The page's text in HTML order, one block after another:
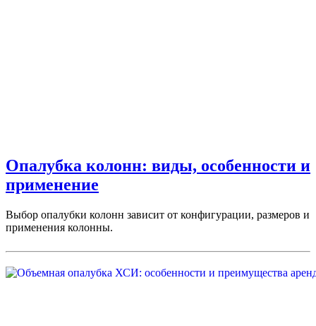
Опалубка колонн: виды, особенности и
применение
Выбор опалубки колонн зависит от конфигурации, размеров и
применения колонны.